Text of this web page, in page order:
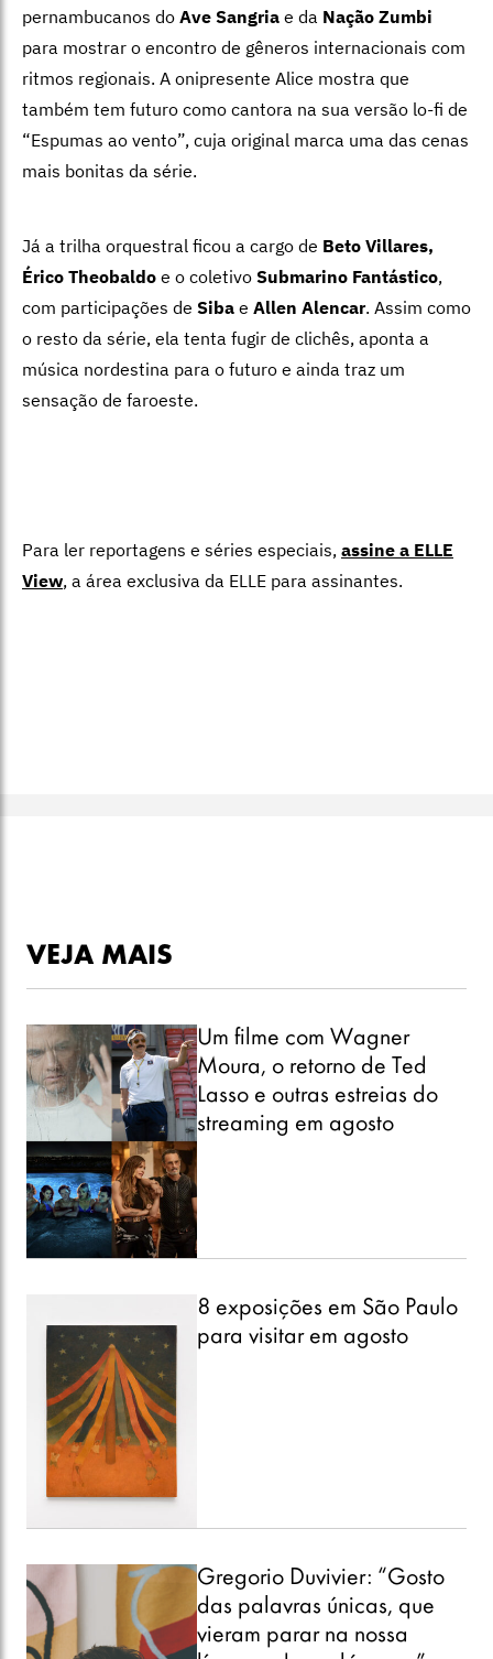
pernambucanos do Ave Sangria e da Nação Zumbi
para mostrar o encontro de gêneros internacionais com
ritmos regionais. A onipresente Alice mostra que
também tem futuro como cantora na sua versão lo-fi de
“Espumas ao vento”, cuja original marca uma das cenas
mais bonitas da série.
Já a trilha orquestral ficou a cargo de Beto Villares,
Érico Theobaldo e o coletivo Submarino Fantástico,
com participações de Siba e Allen Alencar. Assim como
o resto da série, ela tenta fugir de clichês, aponta a
música nordestina para o futuro e ainda traz um
sensação de faroeste.
Para ler reportagens e séries especiais, assine a ELLE
View, a área exclusiva da ELLE para assinantes.
VEJA MAIS
Um filme com Wagner
Moura, o retorno de Ted
Lasso e outras estreias do
streaming em agosto
8 exposições em São Paulo
para visitar em agosto
Gregorio Duvivier: “Gosto
das palavras únicas, que
vieram parar na nossa